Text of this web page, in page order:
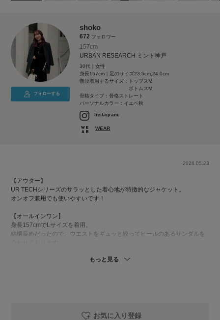
フォローする
shoko
672 フォロワー
157cm
URBAN RESEARCH ミント神戸
30代｜女性
身長157cm｜足のサイズ23.5cm,24.0cm
普段着用するサイズ：
トップスM
ボトムスM
骨格タイプ：骨格ストレート
パーソナルカラー：イエベ秋
Instagram
WEAR
2026.05.23
【アウター】
UR TECHシリーズのサラッとした着心地が特徴的なジャケット。
オンオフ兼用でも使いやすいです！
【オールインワン】
身長157cmでLサイズを着用。
結構長めだったので、ウエストをギュッと絞ってヒールのあるサンダルを
もっと見る
お気に入り登録